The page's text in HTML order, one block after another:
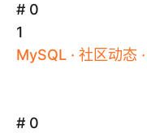
# 0
1
MySQL · 社区动态 ·
# 0